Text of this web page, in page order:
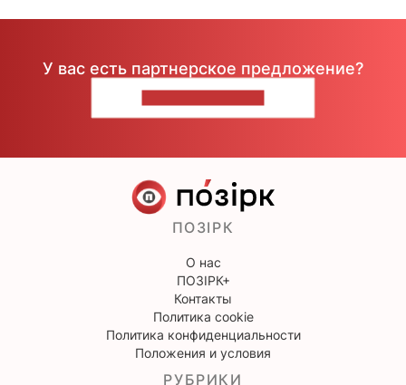
У вас есть партнерское предложение?
ПОЗІРК
О нас
ПОЗІРК+
Контакты
Политика cookie
Политика конфиденциальности
Положения и условия
РУБРИКИ